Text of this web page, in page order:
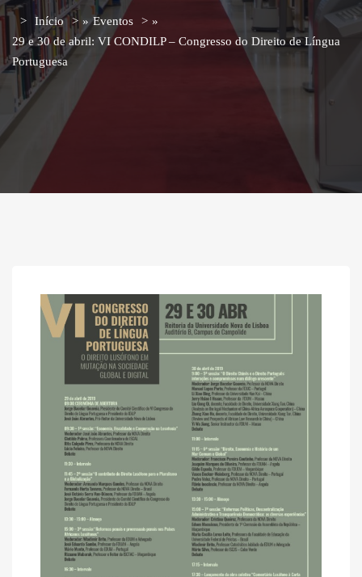
Início » Eventos
»
29 e 30 de abril: VI CONDILP – Congresso do Direito de Língua
Portuguesa